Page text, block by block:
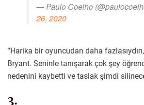
— Paulo Coelho
26, 2020
“Harika bir oyuncudan daha
Bryant. Seninle tanışarak çok şey
nedenini kaybetti ve taslak şimdi
3.